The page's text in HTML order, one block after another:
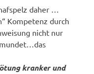
daher …
Kompetenz durch
nicht nur
kranker und